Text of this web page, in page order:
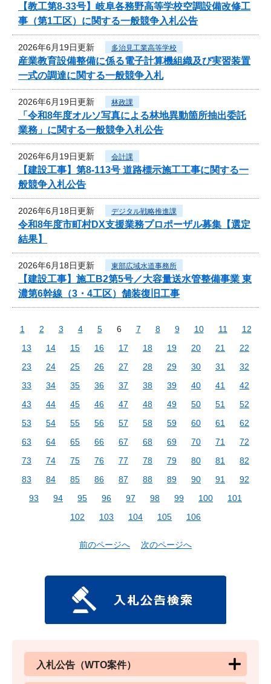
【教工第8-33号】岐阜各務野高等学校空調設備改修工
事（第1工区）に関する一般競争入札公告
2026年6月19日更新 多治見工業高等学校
産業教育設備整備に係る電子計算機組織及び実習装置
一式の調達に関する一般競争入札
2026年6月19日更新 林政課
「令和8年度オルソ写真による林地異動箇所抽出委託
業務」に関する一般競争入札公告
2026年6月19日更新 会計課
【建設工事】第8-113号 道路標示施工工事に関する一
般競争入札公告
2026年6月18日更新 デジタル戦略推進課
令和8年度市町村DX支援業務プロポーザル募集【選定
結果】
2026年6月18日更新 東部広域水道事務所
【建設工事】施工B2第5号／大容量送水管整備事業 東
濃第6幹線（3・4工区）舗装復旧工事
1 2 3 4 5 6 7 8 9 10 11
12
13
14 15 16 17 18 19 20 21
22
23
24 25 26 27 28 29 30 31
32
33
34 35 36 37 38 39 40 41
42
43
44 45 46 47 48 49 50 51
52
53
54 55 56 57 58 59 60 61
62
63
64 65 66 67 68 69 70 71
72
73
74 75 76 77 78 79 80 81
82
83
84 85 86 87 88 89 90 91
92
93
94 95 96 97 98 99 100
101
102
103 104 105 106
前のページへ 次のページへ
入札公告（WTO案件）